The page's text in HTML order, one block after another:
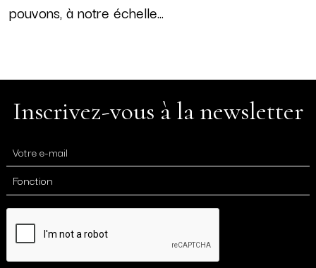
pouvons, à notre échelle...
Inscrivez-vous à la newsletter